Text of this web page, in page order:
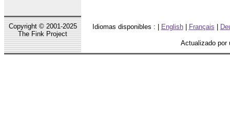
Copyright © 2001-2025
The Fink Project
Idiomas disponibles : | English| Français |
Actualizado por